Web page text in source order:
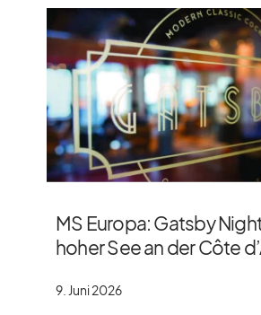
MS Europa: Gatsby
hoher See an der Côte
9. Juni 2026